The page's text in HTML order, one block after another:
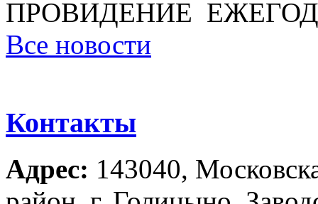
ПРОВИДЕНИЕ
Все новости
Контакты
Адрес: 143040,